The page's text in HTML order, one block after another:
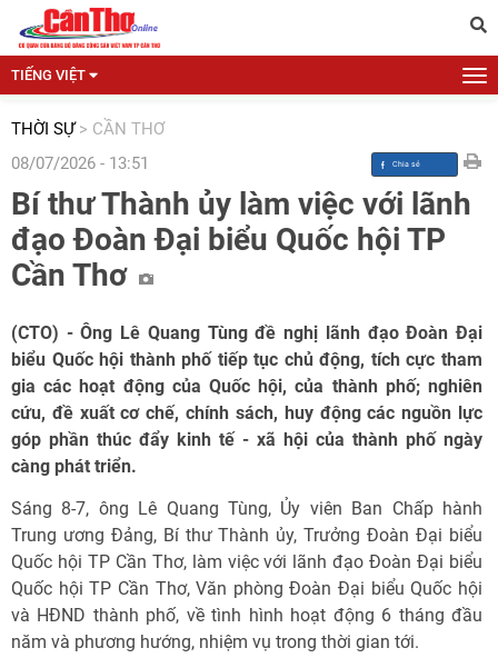
TIẾNG VIỆT
THỜI SỰ > CẦN THƠ
08/07/2026 - 13:51
Bí thư Thành ủy làm việc với lãnh
đạo Đoàn Đại biểu Quốc hội TP
Cần Thơ
(CTO) - Ông Lê Quang Tùng đề nghị lãnh đạo Đoàn Đại
biểu Quốc hội thành phố tiếp tục chủ động, tích cực tham
gia các hoạt động của Quốc hội, của thành phố; nghiên
cứu, đề xuất cơ chế, chính sách, huy động các nguồn lực
góp phần thúc đẩy kinh tế - xã hội của thành phố ngày
càng phát triển.
Sáng 8-7, ông Lê Quang Tùng, Ủy viên Ban Chấp hành
Trung ương Đảng, Bí thư Thành ủy, Trưởng Đoàn Đại biểu
Quốc hội TP Cần Thơ, làm việc với lãnh đạo Đoàn Đại biểu
Quốc hội TP Cần Thơ, Văn phòng Đoàn Đại biểu Quốc hội
và HĐND thành phố, về tình hình hoạt động 6 tháng đầu
năm và phương hướng, nhiệm vụ trong thời gian tới.